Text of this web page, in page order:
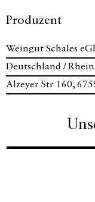
Produzent
Weingut Schales
Deutschland /
Alzeyer Str 160,